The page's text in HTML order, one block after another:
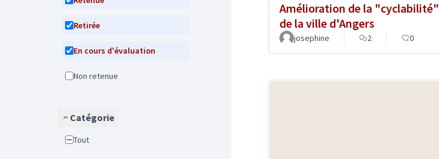
Retirée
En cours d'évaluation
Non retenue
Catégorie
Tout
Amélioration de la "cyclabilité"
de la ville d'Angers
josephine 2 0